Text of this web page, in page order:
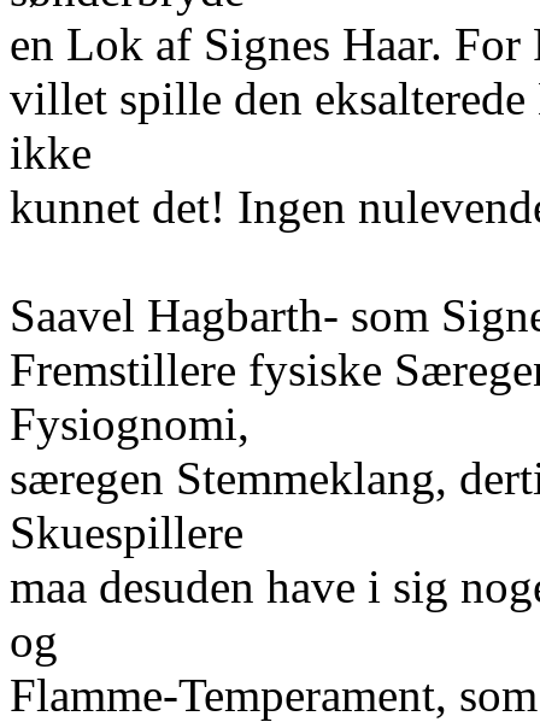
en Lok af Signes Haar.
villet spille den
ikke
kunnet det! Ingen
Saavel Hagbarth- som
Fremstillere fysiske
Fysiognomi,
særegen Stemmeklang,
Skuespillere
maa desuden have i sig
og
Flamme-Temperament,